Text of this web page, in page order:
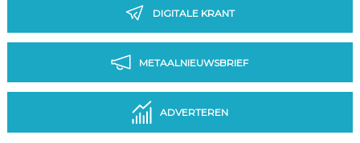
DIGITALE KRANT
METAALNIEUWSBRIEF
ADVERTEREN